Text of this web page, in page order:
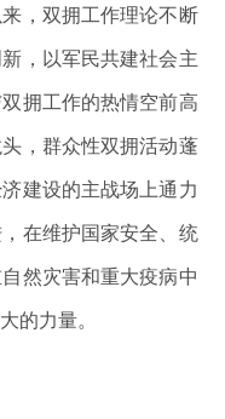
，双拥工作理论不断
，以军民共建社会主
拥工作的热情空前高
，群众性双拥活动蓬
建设的主战场上通力
在维护国家安全、统
然灾害和重大疫病中
的力量。